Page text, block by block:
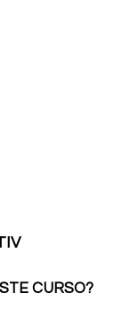
CURSO?